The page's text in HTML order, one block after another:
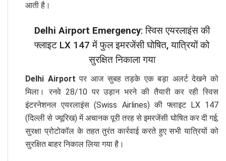
आती है।
Delhi Airport Emergency: स्विस एयरलाइंस की
फ्लाइट LX 147 में फुल इमरजेंसी घोषित, यात्रियों को
सुरक्षित निकाला गया
Delhi Airport पर आज सुबह तड़के एक बड़ा अलर्ट देखने को
मिला। रनवे 28/10 पर उड़ान भरने की तैयारी कर रही स्विस
इंटरनेशनल एयरलाइंस (Swiss Airlines) की फ्लाइट LX 147
(दिल्ली से ज्यूरिख) में अचानक पूरी तरह से इमरजेंसी घोषित कर दी गई;
सुरक्षा प्रोटोकॉल के तहत तुरंत कार्रवाई करते हुए सभी यात्रियों को
सुरक्षित बाहर निकाल लिया गया है।